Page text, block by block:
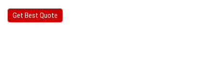
Get Best Quote